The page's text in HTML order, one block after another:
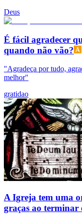
Deus
É fácil agradecer
quando não vão?
"Agradeça por tudo,
melhor"
gratidao
A Igreja tem uma
graças ao terminar